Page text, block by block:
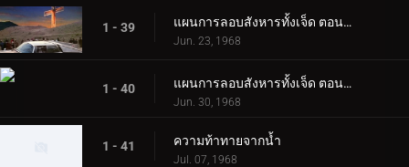
1 - 39 แผนการลอบสังหารทั้งเจ็ด ตอนที่ 1
Jun. 23, 1968
1 - 40 แผนการลอบสังหารทั้งเจ็ด ตอนที่ 2
Jun. 30, 1968
1 - 41 ความท้าทายจากน้ำ
Jul. 07, 1968